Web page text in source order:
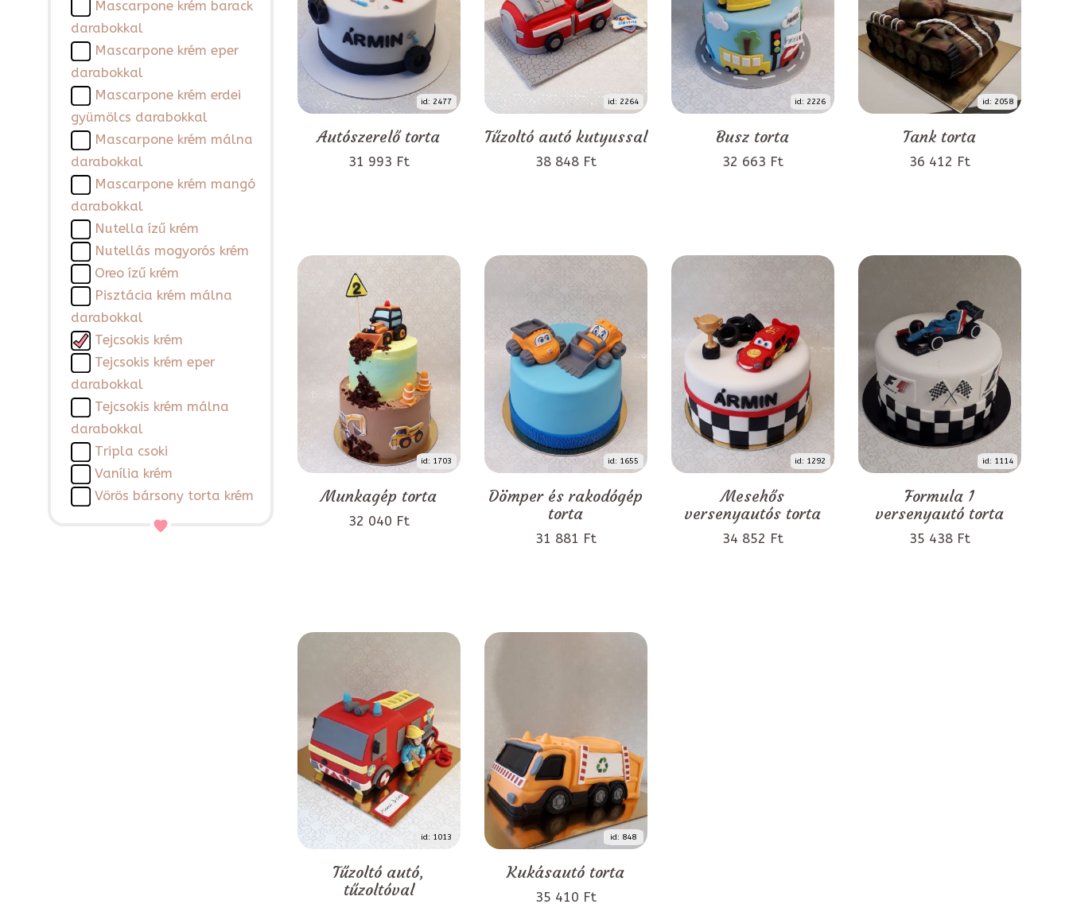
Mascarpone krém barack
darabokkal
Mascarpone krém eper
darabokkal
Mascarpone krém erdei
gyümölcs darabokkal
Mascarpone krém málna
darabokkal
Mascarpone krém mangó
darabokkal
Nutella ízű krém
Nutellás mogyorós krém
Oreo ízű krém
Pisztácia krém málna
darabokkal
Tejcsokis krém
Tejcsokis krém eper
darabokkal
Tejcsokis krém málna
darabokkal
Tripla csoki
Vanília krém
Vörös bársony torta krém
id: 2477
Autószerelő torta
31 993 Ft
id: 2264
Tűzoltó autó kutyussal
38 848 Ft
id: 2226
Busz torta
32 663 Ft
id: 2058
Tank torta
36 412 Ft
id: 1703
Munkagép torta
32 040 Ft
id: 1655
Dömper és rakodógép
torta
31 881 Ft
id: 1292
Mesehős
versenyautós torta
34 852 Ft
id: 1114
Formula 1
versenyautó torta
35 438 Ft
id: 1013
Tűzoltó autó,
tűzoltóval
id: 848
Kukásautó torta
35 410 Ft